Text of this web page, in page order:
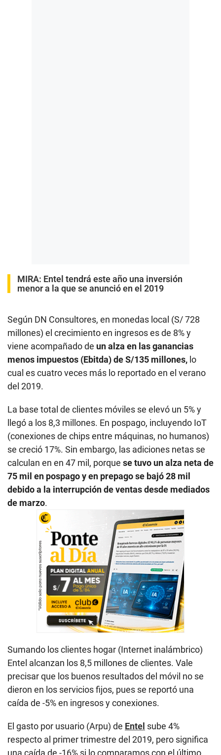
MIRA: Entel tendrá este año una inversión
menor a la que se anunció en el 2019
Según DN Consultores, en monedas local (S/ 728
millones) el crecimiento en ingresos es de 8% y
viene acompañado de un alza en las ganancias
menos impuestos (Ebitda) de S/135 millones, lo
cual es cuatro veces más lo reportado en el verano
del 2019.
La base total de clientes móviles se elevó un 5% y
llegó a los 8,3 millones. En pospago, incluyendo IoT
(conexiones de chips entre máquinas, no humanos)
se creció 17%. Sin embargo, las adiciones netas se
calculan en en 47 mil, porque se tuvo un alza neta de
75 mil en pospago y en prepago se bajó 28 mil
debido a la interrupción de ventas desde mediados
de marzo.
Sumando los clientes hogar (Internet inalámbrico)
Entel alcanzan los 8,5 millones de clientes. Vale
precisar que los buenos resultados del móvil no se
dieron en los servicios fijos, pues se reportó una
caída de -5% en ingresos y conexiones.
El gasto por usuario (Arpu) de Entel sube 4%
respecto al primer trimestre del 2019, pero significa
una caída de -16% si lo comparamos con el último